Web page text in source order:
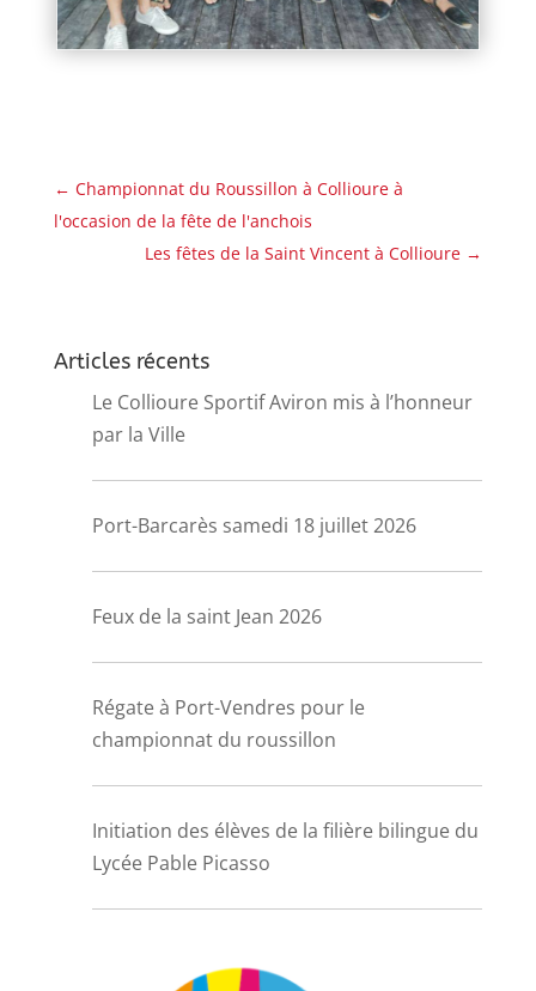
← Championnat du Roussillon à Collioure à
l'occasion de la fête de l'anchois
Les fêtes de la Saint Vincent à Collioure →
Articles récents
Le Collioure Sportif Aviron mis à l’honneur
par la Ville
Port-Barcarès samedi 18 juillet 2026
Feux de la saint Jean 2026
Régate à Port-Vendres pour le
championnat du roussillon
Initiation des élèves de la filière bilingue du
Lycée Pable Picasso